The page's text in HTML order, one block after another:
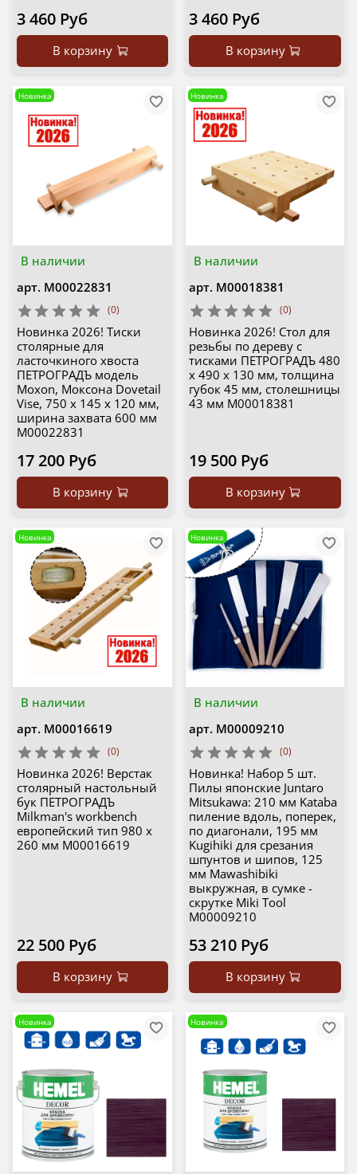
3 460 Руб
В корзину
3 460 Руб
В корзину
В наличии
Новинка
арт. М00022831
(0)
Новинка 2026! Тиски
столярные для
ласточкиного хвоста
ПЕТРОГРАДЪ модель
Moxon, Моксона Dovetail
Vise, 750 х 145 х 120 мм,
ширина захвата 600 мм
М00022831
17 200 Руб
В корзину
В наличии
Новинка
арт. М00018381
(0)
Новинка 2026! Стол для
резьбы по дереву с
тисками ПЕТРОГРАДЪ 480
х 490 х 130 мм, толщина
губок 45 мм, столешницы
43 мм М00018381
19 500 Руб
В корзину
В наличии
Новинка
арт. М00016619
(0)
Новинка 2026! Верстак
столярный настольный
бук ПЕТРОГРАДЪ
Milkman's workbench
европейский тип 980 х
260 мм М00016619
22 500 Руб
В корзину
В наличии
Новинка
арт. М00009210
(0)
Новинка! Набор 5 шт.
Пилы японские Juntaro
Mitsukawa: 210 мм Kataba
пиление вдоль, поперек,
по диагонали, 195 мм
Kugihiki для срезания
шпунтов и шипов, 125
мм Mawashibiki
выкружная, в сумке -
скрутке Miki Tool
М00009210
53 210 Руб
В корзину
Новинка Новинка